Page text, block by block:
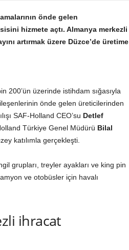
önde gelen
hizmete açtı. Almanya merkezli
artırmak üzere Düzce’de üretime
200’ün üzerinde istihdam sığasıyla
önde gelen üreticilerinden
SAF-Holland CEO’su Detlef
Türkiye Genel Müdürü Bilal
katılımla gerçekleşti.
grupları, treyler ayakları ve king pin
ve otobüsler için havalı
ihracat